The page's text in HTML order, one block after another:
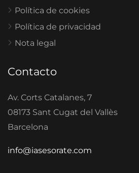
Política de cookies
Política de privacidad
Nota legal
Contacto
Av. Corts Catalanes, 7
08173 Sant Cugat del Vallès
Barcelona
info@iasesorate.com